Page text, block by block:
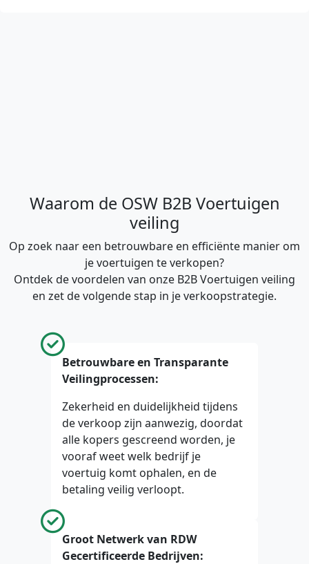
Waarom de OSW B2B Voertuigen
veiling
Op zoek naar een betrouwbare en efficiënte manier om
je voertuigen te verkopen?
Ontdek de voordelen van onze B2B Voertuigen veiling
en zet de volgende stap in je verkoopstrategie.
Betrouwbare en Transparante
Veilingprocessen:
Zekerheid en duidelijkheid tijdens
de verkoop zijn aanwezig, doordat
alle kopers gescreend worden, je
vooraf weet welk bedrijf je
voertuig komt ophalen, en de
betaling veilig verloopt.
Groot Netwerk van RDW
Gecertificeerde Bedrijven: